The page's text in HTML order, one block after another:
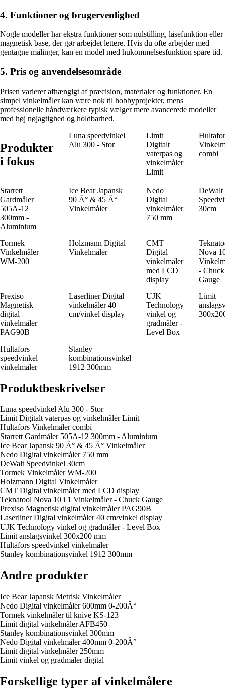
4. Funktioner og brugervenlighed
Nogle modeller har ekstra funktioner som nulstilling, låsefunktion eller
magnetisk base, der gør arbejdet lettere. Hvis du ofte arbejder med
gentagne målinger, kan en model med hukommelsesfunktion spare tid.
5. Pris og anvendelsesområde
Prisen varierer afhængigt af præcision, materialer og funktioner. En
simpel vinkelmåler kan være nok til hobbyprojekter, mens
professionelle håndværkere typisk vælger mere avancerede modeller
med høj nøjagtighed og holdbarhed.
Produkter
i fokus
Luna speedvinkel
Alu 300 - Stor
Limit
Digitalt
vaterpas og
vinkelmåler
Limit
combi
Starrett
Gardmåler
505A-12
300mm -
Aluminium
Ice Bear Japansk
90 Â° & 45 Â°
Vinkelmåler
Nedo
Digital
vinkelmåler
750 mm
DeWalt
30cm
Tormek
Vinkelmåler
WM-200
Holzmann Digital
Vinkelmåler
CMT
Digital
vinkelmåler
med LCD
display
Nova
- Chuck
Gauge
Prexiso
Magnetisk
digital
vinkelmåler
PAG90B
Laserliner Digital
vinkelmåler 40
cm/vinkel display
UJK
Technology
vinkel og
gradmåler -
Level Box
Limit
Hultafors
speedvinkel
vinkelmåler
Stanley
kombinationsvinkel
1912 300mm
Produktbeskrivelser
Luna speedvinkel Alu 300 - Stor
Limit Digitalt vaterpas og vinkelmåler Limit
Hultafors Vinkelmåler combi
Starrett Gardmåler 505A-12 300mm - Aluminium
Ice Bear Japansk 90 Â° & 45 Â° Vinkelmåler
Nedo Digital vinkelmåler 750 mm
DeWalt Speedvinkel 30cm
Tormek Vinkelmåler WM-200
Holzmann Digital Vinkelmåler
CMT Digital vinkelmåler med LCD display
Teknatool Nova 10 i 1 Vinkelmåler - Chuck Gauge
Prexiso Magnetisk digital vinkelmåler PAG90B
Laserliner Digital vinkelmåler 40 cm/vinkel display
UJK Technology vinkel og gradmåler - Level Box
Limit anslagsvinkel 300x200 mm
Hultafors speedvinkel vinkelmåler
Stanley kombinationsvinkel 1912 300mm
Andre produkter
Ice Bear Japansk Metrisk Vinkelmåler
Nedo Digital vinkelmåler 600mm 0-200Â°
Tormek vinkelmåler til knive KS-123
Limit digital vinkelmåler AFB450
Stanley kombinationsvinkel 300mm
Nedo Digital vinkelmåler 400mm 0-200Â°
Limit digital vinkelmåler 250mm
Limit vinkel og gradmåler digital
Forskellige typer af vinkelmålere